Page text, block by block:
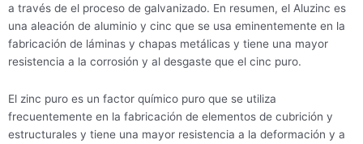
a través de el proceso de galvanizado. En resumen, el Aluzinc es
una aleación de aluminio y cinc que se usa eminentemente en la
fabricación de láminas y chapas metálicas y tiene una mayor
resistencia a la corrosión y al desgaste que el cinc puro.
El zinc puro es un factor químico puro que se utiliza
frecuentemente en la fabricación de elementos de cubrición y
estructurales y tiene una mayor resistencia a la deformación y a